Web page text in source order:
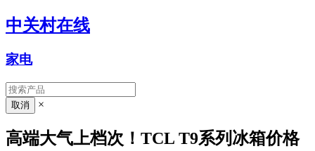
中关村在线
家电
×
高端大气上档次！TCL T9系列冰箱价格